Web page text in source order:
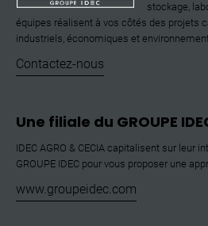
stockage,
équipes réalisent à vos côtés des projets
industriels, économiques et
Contactez-nous
Une filiale du GROUPE
IDEC AGRO & CECIA capitalisent sur leur
GROUPE IDEC pour vous proposer une
www.groupeidec.com